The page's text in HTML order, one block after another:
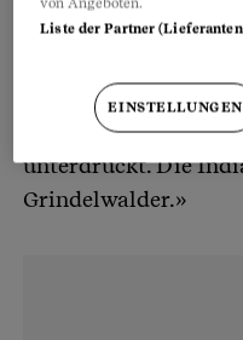
blauen Augen
gereicht hätte, wird
vor wie der weisse
unterdrückt. Die
Grindelwalder.»
von Angeboten.
Liste der Partner
EINSTELLUNGEN